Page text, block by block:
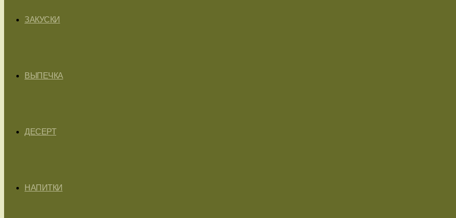
ЗАКУСКИ
ВЫПЕЧКА
ДЕСЕРТ
НАПИТКИ